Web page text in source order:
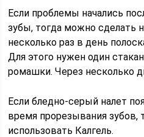
Если проблемы начались
зубы, тогда можно сделать
несколько раз в день
Для этого нужен один
ромашки. Через несколько
Если бледно-серый налет
время прорезывания зубов,
использовать Калгель.